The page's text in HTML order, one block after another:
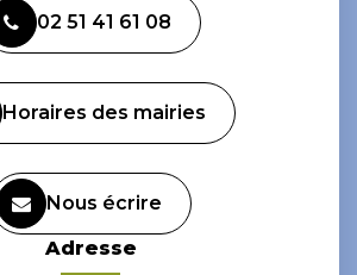
le
compte
le
compte
02 51 41 61 08
Horaires des mairies
Nous écrire
Adresse